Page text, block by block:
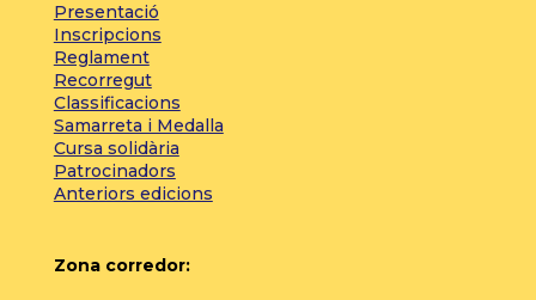
Presentació
Inscripcions
Reglament
Recorregut
Classificacions
Samarreta i Medalla
Cursa solidària
Patrocinadors
Anteriors edicions
Zona corredor: